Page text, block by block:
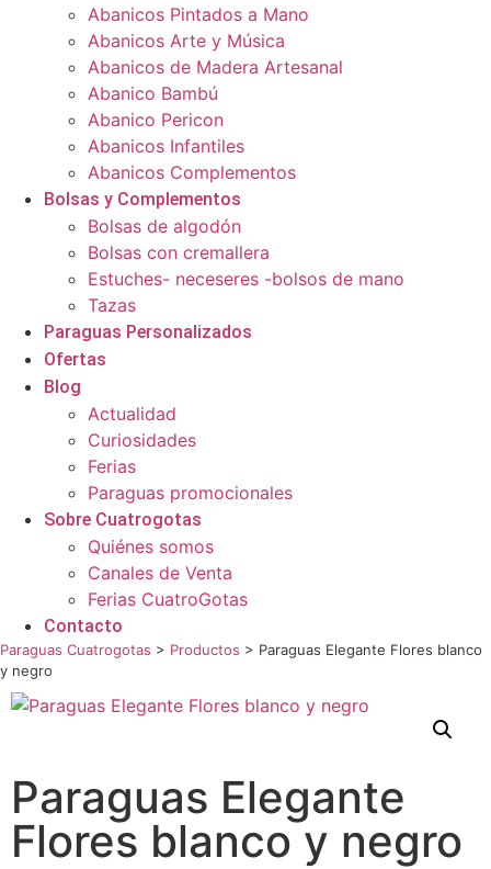
Abanicos Pintados a Mano
Abanicos Arte y Música
Abanicos de Madera Artesanal
Abanico Bambú
Abanico Pericon
Abanicos Infantiles
Abanicos Complementos
Bolsas y Complementos
Bolsas de algodón
Bolsas con cremallera
Estuches- neceseres -bolsos de mano
Tazas
Paraguas Personalizados
Ofertas
Blog
Actualidad
Curiosidades
Ferias
Paraguas promocionales
Sobre Cuatrogotas
Quiénes somos
Canales de Venta
Ferias CuatroGotas
Contacto
Paraguas Cuatrogotas > Productos > Paraguas Elegante Flores blanco
y negro
Paraguas Elegante
Flores blanco y negro